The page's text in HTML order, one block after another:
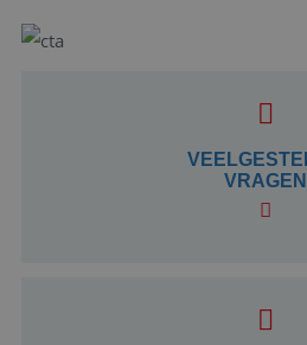
VRAGEN